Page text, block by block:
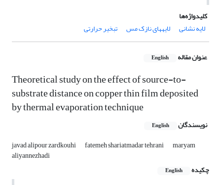
کلیدواژه‌ها
لایه نشانی
لایههای نازک مس تبخیر حرارتی
عنوان مقاله English
Theoretical study on the effect of source-to-
substrate distance on copper thin film deposited
by thermal evaporation technique
نویسندگان English
javad alipour zardkouhi fatemeh shariatmadar tehrani maryam
aliyannezhadi
چکیده
English